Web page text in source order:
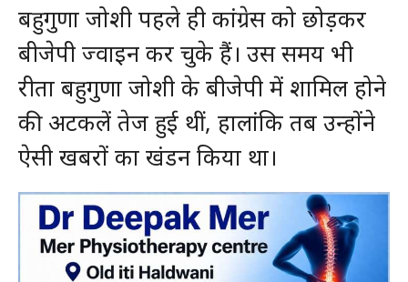
बहुगुणा जोशी पहले ही कांग्रेस को छोड़कर
बीजेपी ज्वाइन कर चुके हैं। उस समय भी
रीता बहुगुणा जोशी के बीजेपी में शामिल होने
की अटकलें तेज हुई थीं, हालांकि तब उन्होंने
ऐसी खबरों का खंडन किया था।